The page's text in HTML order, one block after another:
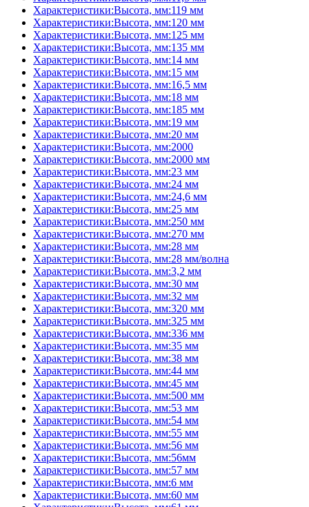
Характеристики:Высота, мм:119 мм
Характеристики:Высота, мм:120 мм
Характеристики:Высота, мм:125 мм
Характеристики:Высота, мм:135 мм
Характеристики:Высота, мм:14 мм
Характеристики:Высота, мм:15 мм
Характеристики:Высота, мм:16,5 мм
Характеристики:Высота, мм:18 мм
Характеристики:Высота, мм:185 мм
Характеристики:Высота, мм:19 мм
Характеристики:Высота, мм:20 мм
Характеристики:Высота, мм:2000
Характеристики:Высота, мм:2000 мм
Характеристики:Высота, мм:23 мм
Характеристики:Высота, мм:24 мм
Характеристики:Высота, мм:24,6 мм
Характеристики:Высота, мм:25 мм
Характеристики:Высота, мм:250 мм
Характеристики:Высота, мм:270 мм
Характеристики:Высота, мм:28 мм
Характеристики:Высота, мм:28 мм/волна
Характеристики:Высота, мм:3,2 мм
Характеристики:Высота, мм:30 мм
Характеристики:Высота, мм:32 мм
Характеристики:Высота, мм:320 мм
Характеристики:Высота, мм:325 мм
Характеристики:Высота, мм:336 мм
Характеристики:Высота, мм:35 мм
Характеристики:Высота, мм:38 мм
Характеристики:Высота, мм:44 мм
Характеристики:Высота, мм:45 мм
Характеристики:Высота, мм:500 мм
Характеристики:Высота, мм:53 мм
Характеристики:Высота, мм:54 мм
Характеристики:Высота, мм:55 мм
Характеристики:Высота, мм:56 мм
Характеристики:Высота, мм:56мм
Характеристики:Высота, мм:57 мм
Характеристики:Высота, мм:6 мм
Характеристики:Высота, мм:60 мм